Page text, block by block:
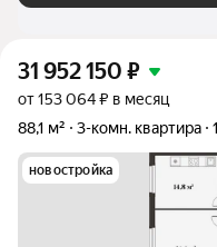
31 952 150 ₽
от 153 064 ₽ в месяц
88,1 м²
3-комн. квартира
новостройка